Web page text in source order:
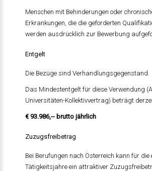
Menschen mit Behinderungen oder
Erkrankungen, die die geforderten
werden ausdrücklich zur Bewerbung
Entgelt
Die Bezüge sind Verhandlungsgegenstand.
Das Mindestentgelt für diese Verwendung
Universitäten-Kollektivvertrag) beträgt
€ 93.986,-- brutto jährlich
Zuzugsfreibetrag
Bei Berufungen nach Österreich kann für die
Tätigkeitsjahre ein attraktiver